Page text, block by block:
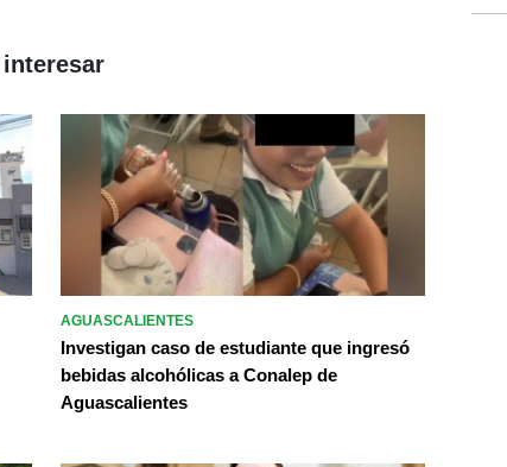
AGUASCALIENTES
Investigan caso de estudiante que ingresó
bebidas alcohólicas a Conalep de
Aguascalientes